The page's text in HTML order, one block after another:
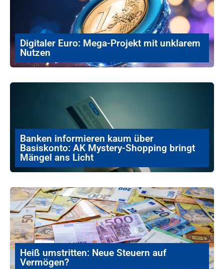
Digitaler Euro: Mega-Projekt mit unklarem
Nutzen
Banken informieren kaum über
Basiskonto: AK Mystery-Shopping bringt
Mängel ans Licht
Heiß umstritten: Neue Steuern auf
Vermögen?